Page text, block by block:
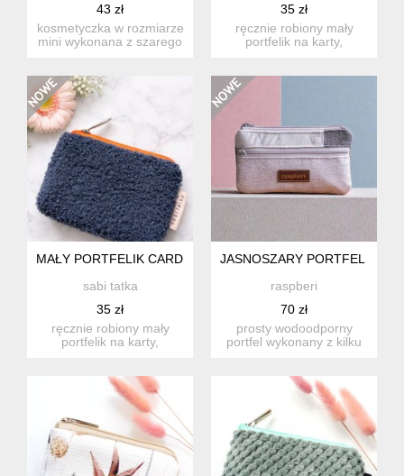
43 zł
kosmetyczka w rozmiarze
mini wykonana z szarego
35 zł
ręcznie robiony mały
portfelik na karty,
MAŁY PORTFELIK CARD HOLDER Z BARANKA
sabi tatka
35 zł
ręcznie robiony mały
portfelik na karty,
JASNOSZARY PORTFEL
raspberi
70 zł
prosty wodoodporny
portfel wykonany z kilku